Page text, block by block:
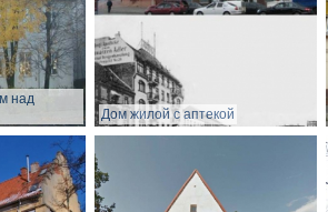
над
Дом жилой с аптекой